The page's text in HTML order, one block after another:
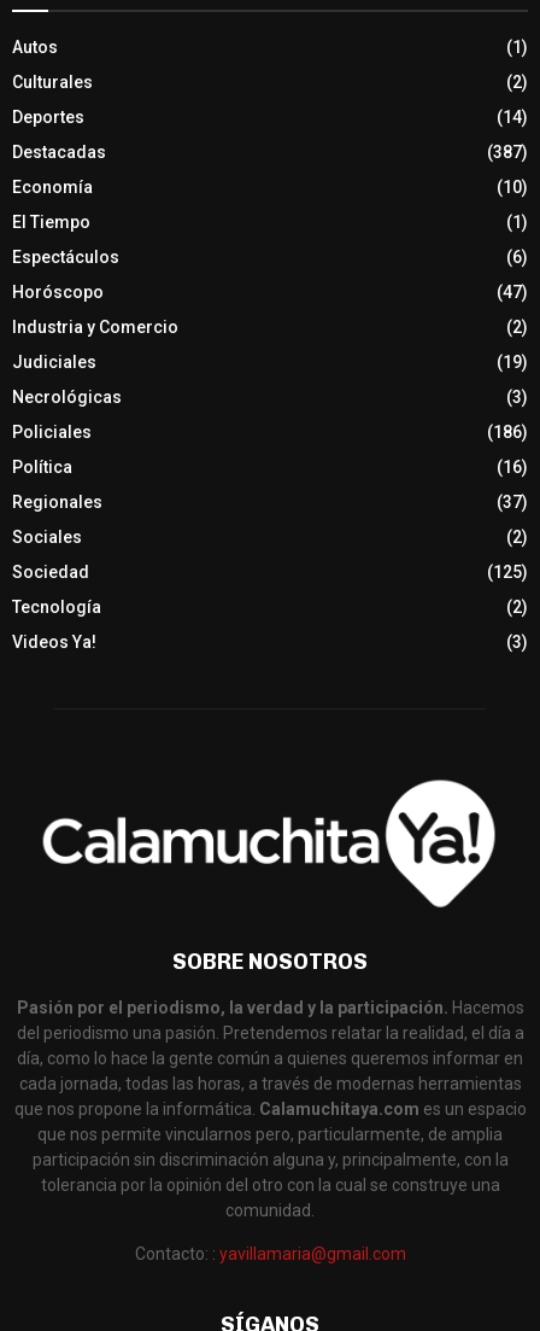
Autos
(1)
Culturales
(2)
Deportes
(14)
Destacadas
(387)
Economía
(10)
El Tiempo
(1)
Espectáculos
(6)
Horóscopo
(47)
Industria y Comercio
(2)
Judiciales
(19)
Necrológicas
(3)
Policiales
(186)
Política
(16)
Regionales
(37)
Sociales
(2)
Sociedad
(125)
Tecnología
(2)
Videos Ya!
(3)
SOBRE NOSOTROS
Pasión por el periodismo, la verdad y la participación. Hacemos
del periodismo una pasión. Pretendemos relatar la realidad, el día a
día, como lo hace la gente común a quienes queremos informar en
cada jornada, todas las horas, a través de modernas herramientas
que nos propone la informática. Calamuchitaya.com es un espacio
que nos permite vincularnos pero, particularmente, de amplia
participación sin discriminación alguna y, principalmente, con la
tolerancia por la opinión del otro con la cual se construye una
comunidad.
Contacto: : yavillamaria@gmail.com
SÍGANOS